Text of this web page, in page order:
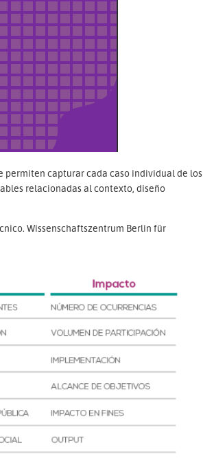
capturar cada caso individual de los
relacionadas al contexto, diseño
Wissenschaftszentrum Berlin für